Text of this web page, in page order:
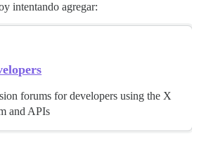
intentando agregar:
forums for developers using the X
and APIs